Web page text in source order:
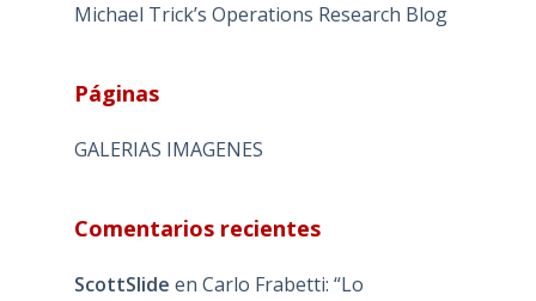
Michael Trick’s Operations Research Blog
Páginas
GALERIAS IMAGENES
Comentarios recientes
ScottSlide en Carlo Frabetti: “Lo